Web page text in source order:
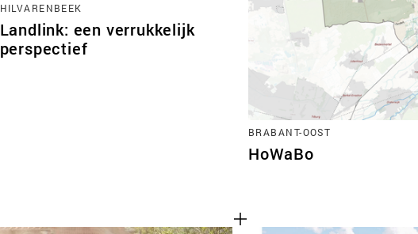
HILVARENBEEK
Landlink: een verrukkelijk
perspectief
BRABANT-OOST
HoWaBo